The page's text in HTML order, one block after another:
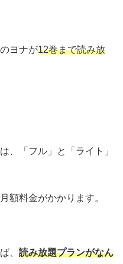
ヨナが12巻まで読み放
、「フル」と「ライト」
額料金がかかります。
、 読み放題プランがなん